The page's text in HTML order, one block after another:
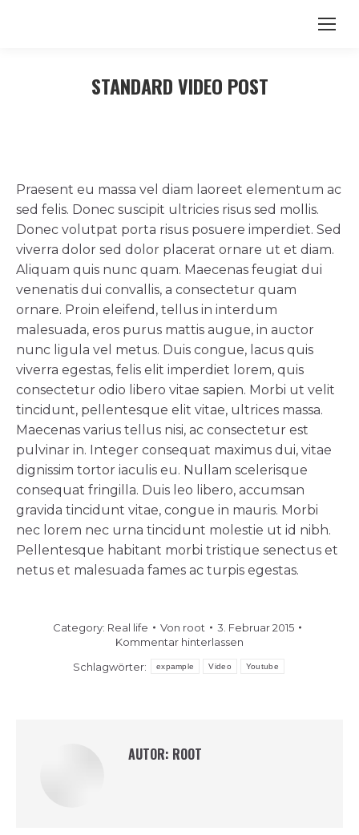
STANDARD VIDEO POST
Praesent eu massa vel diam laoreet elementum ac
sed felis. Donec suscipit ultricies risus sed mollis.
Donec volutpat porta risus posuere imperdiet. Sed
viverra dolor sed dolor placerat ornare ut et diam.
Aliquam quis nunc quam. Maecenas feugiat dui
venenatis dui convallis, a consectetur quam
ornare. Proin eleifend, tellus in interdum
malesuada, eros purus mattis augue, in auctor
nunc ligula vel metus. Duis congue, lacus quis
viverra egestas, felis elit imperdiet lorem, quis
consectetur odio libero vitae sapien. Morbi ut velit
tincidunt, pellentesque elit vitae, ultrices massa.
Maecenas varius tellus nisi, ac consectetur est
pulvinar in. Integer consequat maximus dui, vitae
dignissim tortor iaculis eu. Nullam scelerisque
consequat fringilla. Duis leo libero, accumsan
gravida tincidunt vitae, congue in mauris. Morbi
nec lorem nec urna tincidunt molestie ut id nibh.
Pellentesque habitant morbi tristique senectus et
netus et malesuada fames ac turpis egestas.
Category: Real life Von root
3. Februar 2015
Kommentar hinterlassen
Schlagwörter:
expample Video Youtube
AUTOR: ROOT